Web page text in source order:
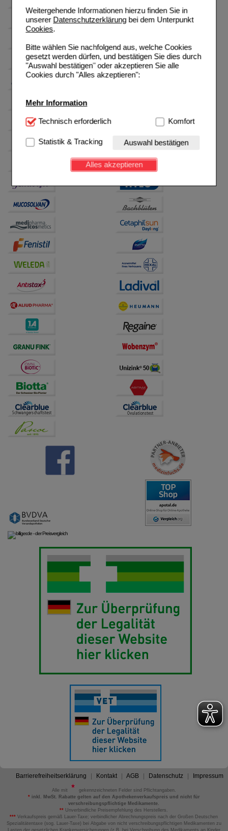
Weitergehende Informationen hierzu finden Sie in
unserer Datenschutzerklärungbei dem Unterpunkt
Cookies.
Bitte wählen Sie nachfolgend aus, welche Cookies
gesetzt werden dürfen, und bestätigen Sie dies durch
"Auswahl bestätigen" oder akzeptieren Sie alle
Cookies durch "Alles akzeptieren":
Mehr Information
Technisch Notwendig:Hierbei handelt es sich um
Website notwendig sind (z.B. Navigation, Warenkorb,
Kundenkonto), weshalb auf diese nicht verzichtet
werden kann.
Einkaufserlebnis noch ansprechender zu gestalten,
Besuchers oder unsere Seite an bevorzugte
Verhaltensweisen (z.B. Spracheinstellung)
anzupassen. Komfort-Cookies ermöglichen es uns
auch auf Ihre Bedürfnisse zugeschrittene Inhalte
anzuzeigen und unser Partnerprogramm zu
betreiben.
Statistik & Tracking:
Hierüber lassen sich
Informationen über die Art und Weise der Nutzung
unserer Website sammeln, mit deren Hilfe wir unsere
auf unserer Website aber auch die Werbung auf
Drittseiten möglichst relevant für Sie zu gestalten.
Bitte beachten Sie, dass Daten hierfür teilweise an
Dritte wie z.B. Google oder soziale Medien
Technisch erforderlich Komfort
Statistik & Tracking Auswahl bestätigen
Alles akzeptieren
Barrierefreiheitserklärung Kontakt AGB Datenschutz Impressum
Alle mit
gekennzeichneten Felder sind Pflichtangaben.
*inkl. MwSt. Rabatte gelten auf den Apothekenverkaufspreis und nicht für
verschreibungspflichtige Medikamente.
** Unverbindliche Preisempfehlung des Herstellers.
*** Verkaufspreis gemäß Lauer-Taxe; verbindlicher Abrechnungspreis nach der Großen Deutschen
Spezialitätentaxe (sog. Lauer-Taxe) bei Abgabe von nicht verschreibungspflichtigen Medikamenten zu
Lasten der gesetzlichen Krankenversicherungen (z.B. bei Verschreibung des Medikaments an Kinder